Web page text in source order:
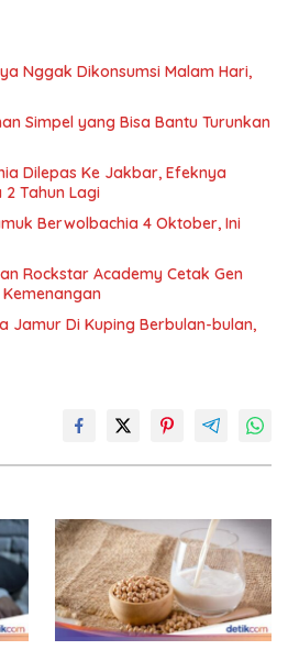
Nggak Dikonsumsi Malam Hari,
Simpel yang Bisa Bantu Turunkan
Dilepas Ke Jakbar, Efeknya
Tahun Lagi
Berwolbachia 4 Oktober, Ini
Rockstar Academy Cetak Gen
Jamur Di Kuping Berbulan-bulan,